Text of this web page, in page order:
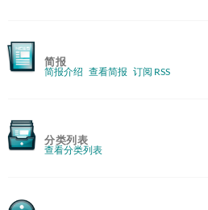
简报
简报介绍 查看简报 订阅 RSS
分类列表
查看分类列表